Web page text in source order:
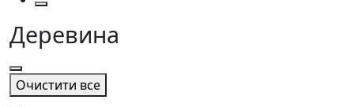
Деревина
Очистити все